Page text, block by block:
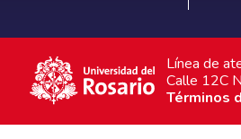
Línea de
Calle 12C
Términos